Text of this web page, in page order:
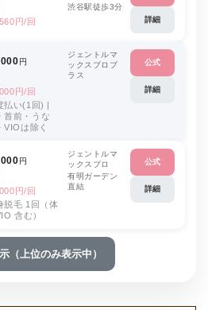
円/回
渋谷駅徒歩3分
詳細
円
円/回
払い(1回) |
首前・うな
VIOは除く
ジェントルマ
ックスプロプ
ラス
公式
詳細
円
円/回
脱毛 1回（体
含む）
ジェントルマ
ックスプロ
有明ガーデン
直結
公式
詳細
（上位のみ表示中）